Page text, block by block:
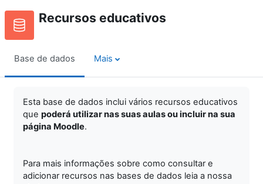
Recursos educativos
Base de dados Mais
Esta base de dados inclui vários recursos educativos
que poderá utilizar nas suas aulas ou incluir na sua
página Moodle.
Para mais informações sobre como consultar e
adicionar recursos nas bases de dados leia a nossa